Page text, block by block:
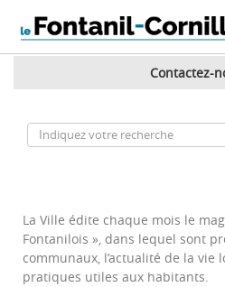
Contactez-
La Ville édite chaque mois le
Fontanilois », dans lequel sont
communaux, l’actualité de la
pratiques utiles aux habitants.